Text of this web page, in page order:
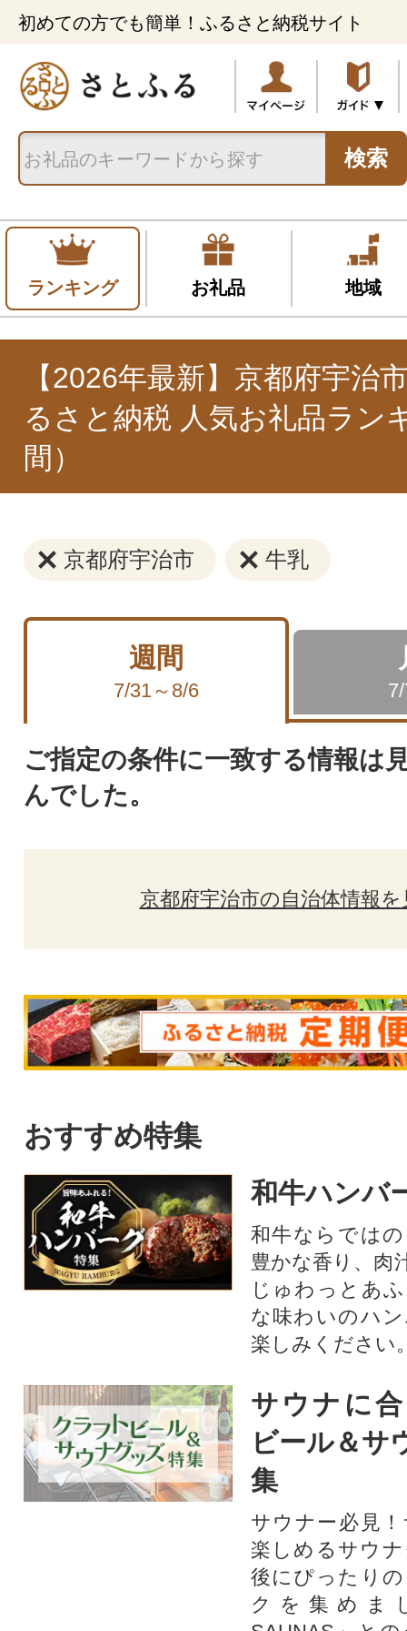
初めての方でも簡単！ふるさと納税サイト
検索
ランキング お礼品 地域
【2026年最新】京都府宇治
るさと納税 人気お礼品ラン
間）
京都府宇治市 牛乳
週間
7/31～8/6
ご指定の条件に一致する情報は
んでした。
京都府宇治市の自治体情報を
おすすめ特集
和牛ハンバ
和牛ならでは
豊かな香り、肉
じゅわっとあ
な味わいのハ
楽しみください
サウナに
ビール＆サ
集
サウナー必見
楽しめるサウ
後にぴったり
クを集めま